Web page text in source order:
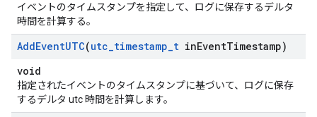
イベントのタイムスタンプを指定して、ログに保存するデルタ
時間を計算する。
AddEventUTC(utc_timestamp_t inEventTimestamp)
void
指定されたイベントのタイムスタンプに基づいて、ログに保存
するデルタ utc 時間を計算します。